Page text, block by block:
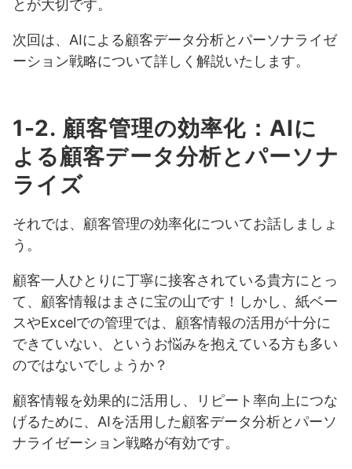
とが大切です。
次回は、AIによる顧客データ分析とパーソナライゼ
ーション戦略について詳しく解説いたします。
1-2. 顧客管理の効率化：AIに
よる顧客データ分析とパーソナ
ライズ
それでは、顧客管理の効率化についてお話しましょ
う。
顧客一人ひとりに丁寧に接客されている貴方にとっ
て、顧客情報はまさに宝の山です！しかし、紙ベー
スやExcelでの管理では、顧客情報の活用が十分に
できていない、というお悩みを抱えている方も多い
のではないでしょうか？
顧客情報を効果的に活用し、リピート率向上につな
げるために、AIを活用した顧客データ分析とパーソ
ナライゼーション戦略が有効です。